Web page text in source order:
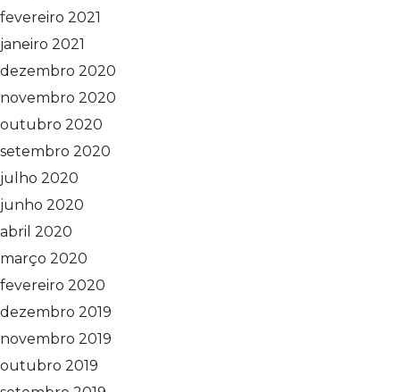
fevereiro 2021
janeiro 2021
dezembro 2020
novembro 2020
outubro 2020
setembro 2020
julho 2020
junho 2020
abril 2020
março 2020
fevereiro 2020
dezembro 2019
novembro 2019
outubro 2019